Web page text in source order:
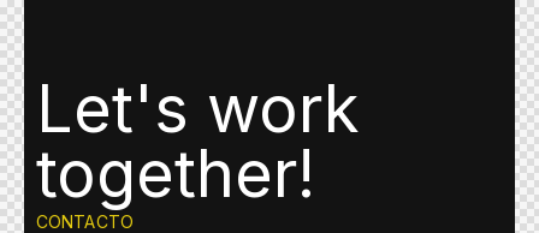
Let's work
together!
CONTACTO